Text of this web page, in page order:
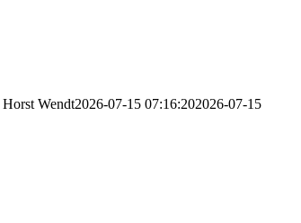
Horst Wendt2026-07-15 07:16:202026-07-15